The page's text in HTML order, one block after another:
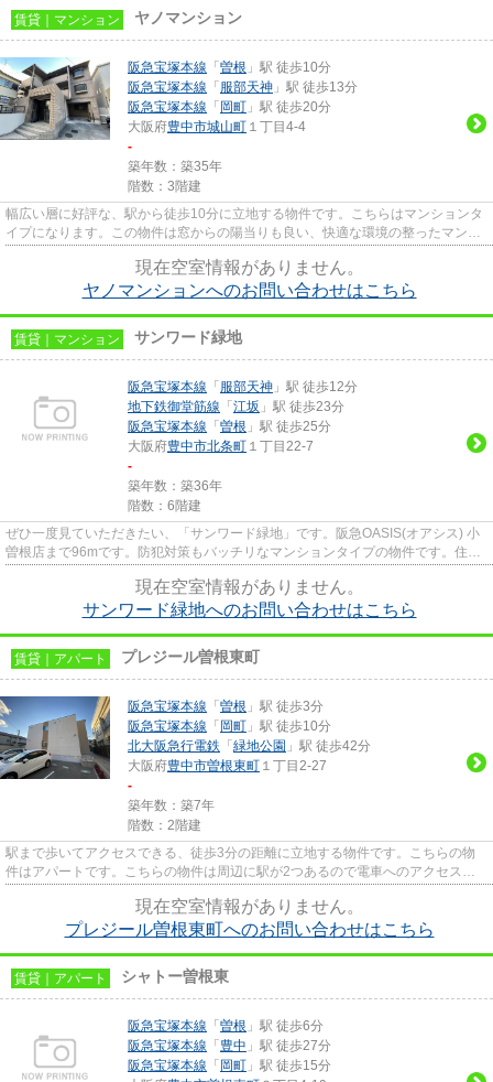
賃貸｜マンション ヤノマンション
阪急宝塚本線 「 曽根 」駅 徒歩10分
阪急宝塚本線 「 服部天神 」駅 徒歩13分
阪急宝塚本線 「 岡町 」駅 徒歩20分
大阪府豊中市城山町 １丁目4-4
-
築年数：築35年
階数：3階建
幅広い層に好評な、駅から徒歩10分に立地する物件です。こちらはマンションタ
イプになります。この物件は窓からの陽当りも良い、快適な環境の整ったマンシ
現在空室情報がありません。
ヤノマンションへのお問い合わせはこちら
賃貸｜マンション サンワード緑地
阪急宝塚本線 「 服部天神 」駅 徒歩12分
地下鉄御堂筋線 「 江坂 」駅 徒歩23分
阪急宝塚本線 「 曽根 」駅 徒歩25分
大阪府豊中市北条町 １丁目22-7
-
築年数：築36年
階数：6階建
ぜひ一度見ていただきたい、「サンワード緑地」です。阪急OASIS(オアシス) 小
曽根店まで96mです。防犯対策もバッチリなマンションタイプの物件です。住環
現在空室情報がありません。
サンワード緑地へのお問い合わせはこちら
賃貸｜アパート プレジール曽根東町
阪急宝塚本線 「 曽根 」駅 徒歩3分
阪急宝塚本線 「 岡町 」駅 徒歩10分
北大阪急行電鉄 「 緑地公園 」駅 徒歩42分
大阪府豊中市曽根東町 １丁目2-27
-
築年数：築7年
階数：2階建
駅まで歩いてアクセスできる、徒歩3分の距離に立地する物件です。こちらの物
件はアパートです。こちらの物件は周辺に駅が2つあるので電車へのアクセスが
現在空室情報がありません。
プレジール曽根東町へのお問い合わせはこちら
賃貸｜アパート シャトー曽根東
阪急宝塚本線 「 曽根 」駅 徒歩6分
阪急宝塚本線 「 豊中 」駅 徒歩27分
阪急宝塚本線 「 岡町 」駅 徒歩15分